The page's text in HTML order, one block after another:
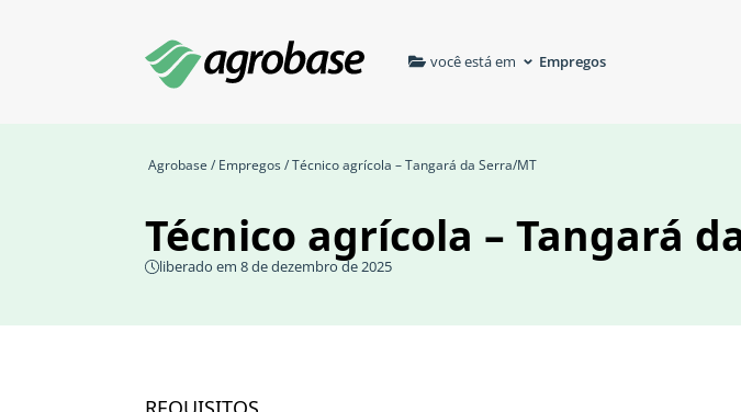
você está em Empregos
Agrobase / Empregos/ Técnico agrícola – Tangará da Serra/MT
Técnico agrícola – Tangará
liberado em 8 de dezembro de 2025